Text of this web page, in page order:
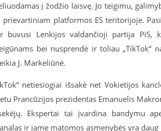
į žodžio laisvę. Jo teigimu,
prievartiniam platformos ES teritorijoje.
buvusi Lenkijos valdančioji partija PiS,
bei nusprendė ir toliau „TikTok“
J. Markeliūnė.
netiesiogiai išsakė net Vokietijos
Prancūzijos prezidentas Emanuelis
Ekspertai tai įvardina bandymu
ir jame matomos asmenybės yra